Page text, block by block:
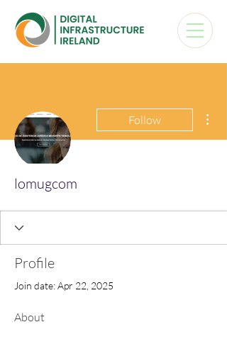
Follow
lomugcom
Profile
Join date: Apr 22, 2025
About